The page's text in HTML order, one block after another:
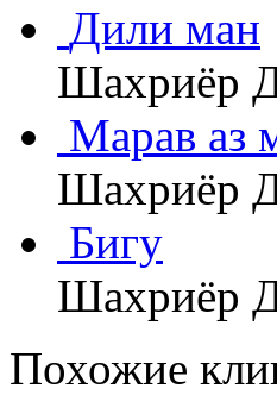
Дили ман
Шахриёр
Марав аз
Шахриёр
Бигу
Шахриёр
Похожие